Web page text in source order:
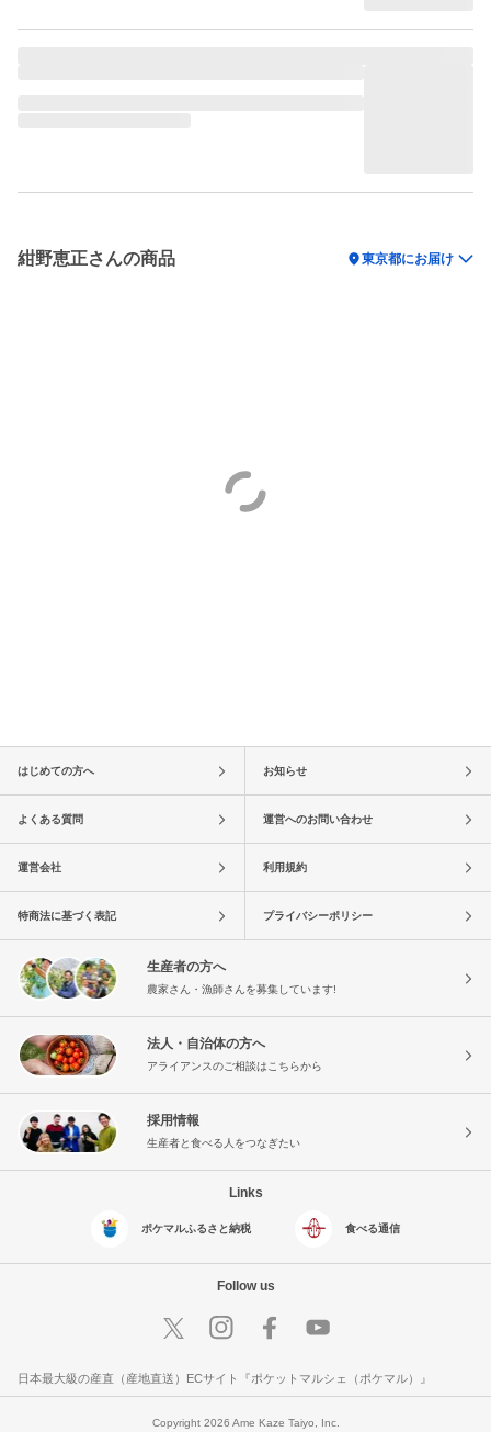
紺野恵正さんの商品 location_on東京都にお届け
はじめての方へ お知らせ
よくある質問 運営へのお問い合わせ
運営会社 利用規約
特商法に基づく表記 プライバシーポリシー
生産者の方へ
農家さん・漁師さんを募集しています!
法人・自治体の方へ
アライアンスのご相談はこちらから
採用情報
生産者と食べる人をつなぎたい
Links
ポケマルふるさと納税 食べる通信
Follow us
日本最大級の産直（産地直送）ECサイト『ポケットマルシェ（ポケマル）』
Copyright 2026 Ame Kaze Taiyo, Inc.